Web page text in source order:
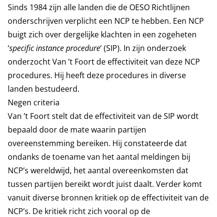
Sinds 1984 zijn alle landen die de OESO Richtlijnen
onderschrijven verplicht een NCP te hebben. Een NCP
buigt zich over dergelijke klachten in een zogeheten
‘specific instance procedure’ (SIP). In zijn onderzoek
onderzocht Van ’t Foort de effectiviteit van deze NCP
procedures. Hij heeft deze procedures in diverse
landen bestudeerd.
Negen criteria
Van ’t Foort stelt dat de effectiviteit van de SIP wordt
bepaald door de mate waarin partijen
overeenstemming bereiken. Hij constateerde dat
ondanks de toename van het aantal meldingen bij
NCP’s wereldwijd, het aantal overeenkomsten dat
tussen partijen bereikt wordt juist daalt. Verder komt
vanuit diverse bronnen kritiek op de effectiviteit van de
NCP’s. De kritiek richt zich vooral op de